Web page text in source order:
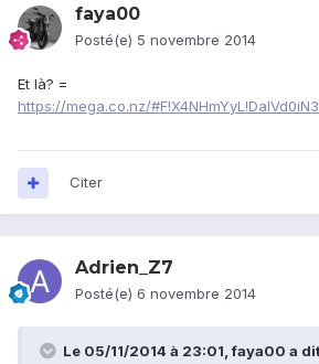
faya00
Posté(e) 5 novembre 2014
Et là? =
https://mega.co.nz/
Citer
Adrien_Z7
Posté(e) 6 novembre 2014
Le 05/11/2014 à 23:01, faya00 a